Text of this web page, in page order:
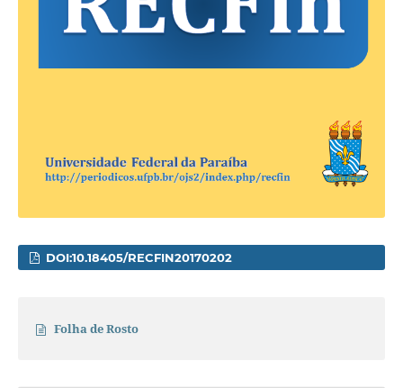
DOI:10.18405/RECFIN20170202
Folha de Rosto